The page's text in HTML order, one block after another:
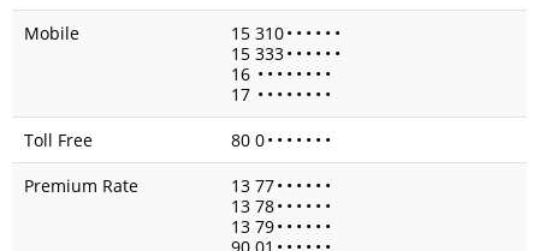
Mobile
15 310• • • • • •
15 333• • • • • •
16 • • • • • • • •
17 • • • • • • • •
Toll Free
80 0• • • • • • •
Premium Rate
13 77• • • • • •
13 78• • • • • •
13 79• • • • • •